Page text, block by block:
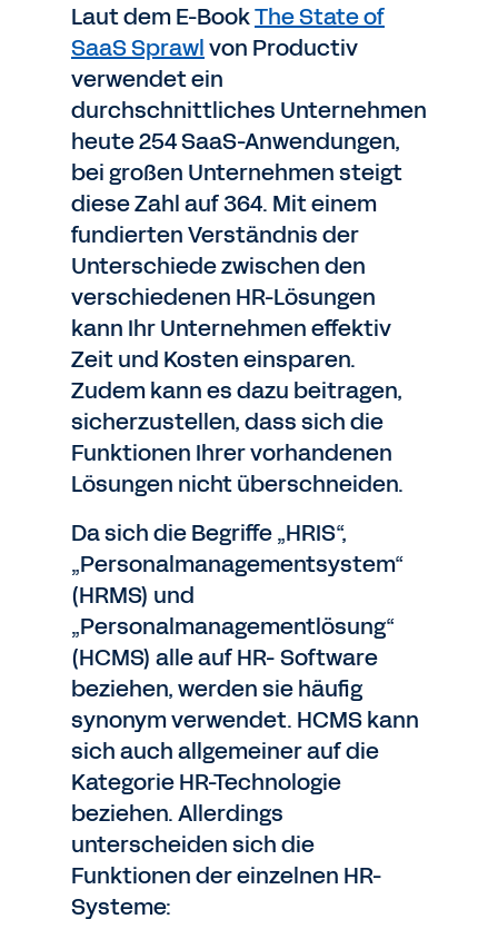
Laut dem E-BookThe State of
SaaS Sprawlvon Productiv
verwendet ein
durchschnittliches Unternehmen
heute 254 SaaS-Anwendungen,
bei großen Unternehmen steigt
diese Zahl auf 364. Mit einem
fundierten Verständnis der
Unterschiede zwischen den
verschiedenen HR-Lösungen
kann Ihr Unternehmen effektiv
Zeit und Kosten einsparen.
Zudem kann es dazu beitragen,
sicherzustellen, dass sich die
Funktionen Ihrer vorhandenen
Lösungen nicht überschneiden.
Da sich die Begriffe „HRIS“,
„Personalmanagementsystem“
(HRMS) und
„Personalmanagementlösung“
(HCMS) alle auf HR- Software
beziehen, werden sie häufig
synonym verwendet. HCMS kann
sich auch allgemeiner auf die
Kategorie HR-Technologie
beziehen. Allerdings
unterscheiden sich die
Funktionen der einzelnen HR-
Systeme: